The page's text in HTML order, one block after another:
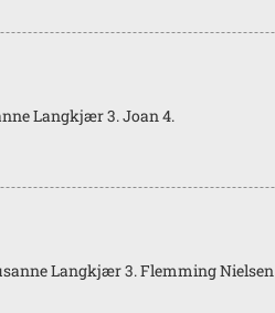
Langkjær 3. Joan 4.
Langkjær 3. Flemming Nielsen